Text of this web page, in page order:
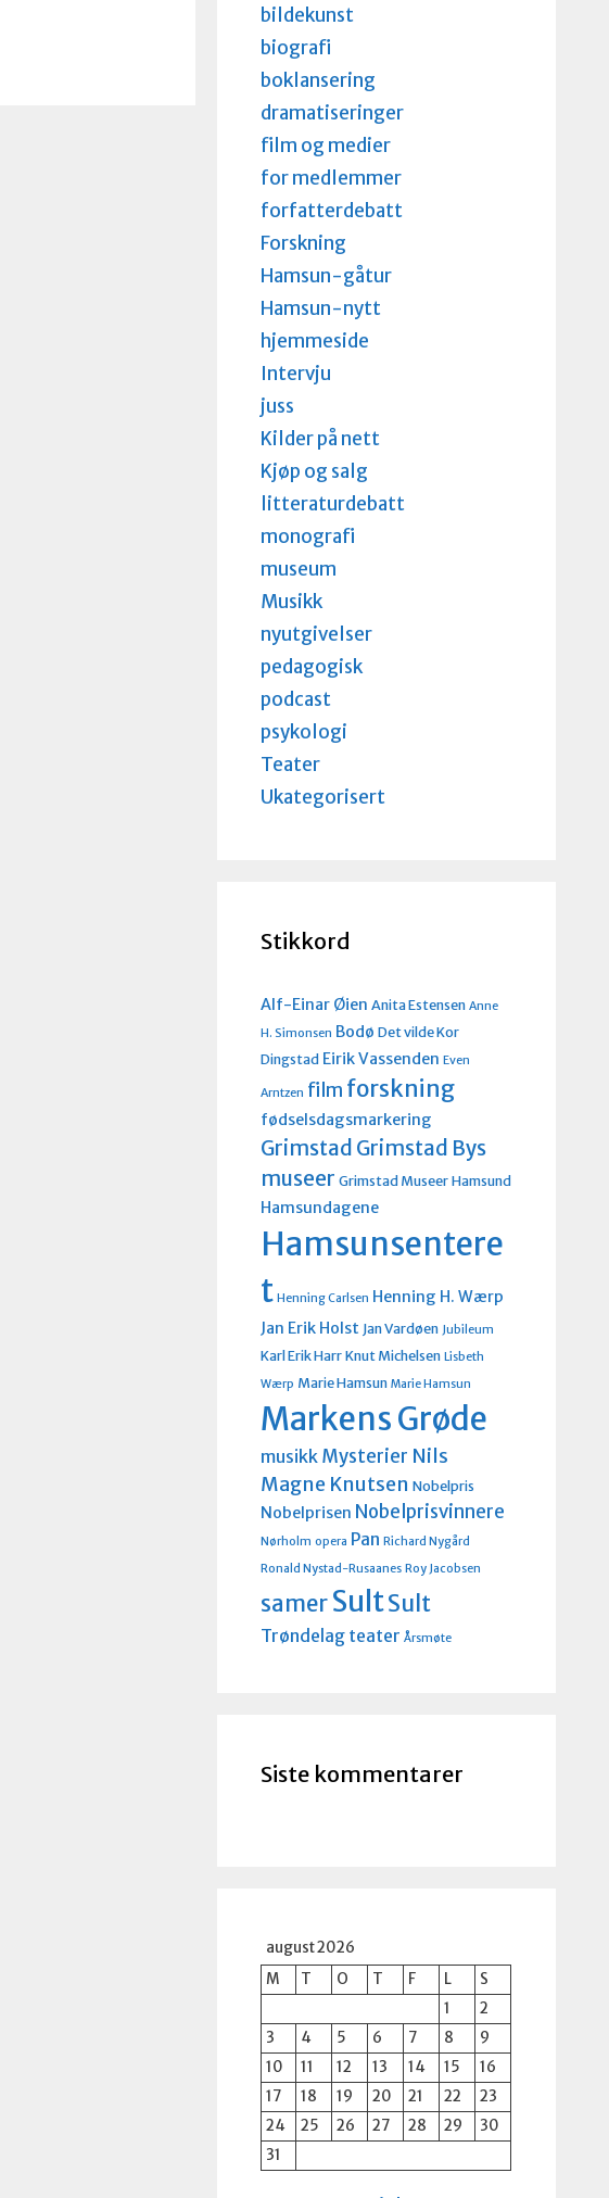
bildekunst
biografi
boklansering
dramatiseringer
film og medier
for medlemmer
forfatterdebatt
Forskning
Hamsun-gåtur
Hamsun-nytt
hjemmeside
Intervju
juss
Kilder på nett
Kjøp og salg
litteraturdebatt
monografi
museum
Musikk
nyutgivelser
pedagogisk
podcast
psykologi
Teater
Ukategorisert
Stikkord
Alf-Einar Øien Anita Estensen Anne
H. Simonsen Bodø Det vilde Kor
Dingstad Eirik Vassenden Even
Arntzen film forskning
fødselsdagsmarkering
Grimstad Grimstad Bys
museer Grimstad Museer Hamsund
Hamsundagene
Hamsunsentere
t Henning Carlsen Henning H. Wærp
Jan Erik Holst Jan Vardøen Jubileum
Karl Erik Harr Knut Michelsen Lisbeth
Wærp Marie Hamsun Marie Hamsun
Markens Grøde
musikk Mysterier Nils
Magne Knutsen Nobelpris
Nobelprisen Nobelprisvinnere
Nørholm opera Pan Richard Nygård
Ronald Nystad-Rusaanes Roy Jacobsen
samerSultSult
Trøndelag teater Årsmøte
Siste kommentarer
august 2026
M
T O T F L
S
1
2
3
4 5 6 7 8
9
10
11 12 13 14 15
16
17
18 19 20 21 22
23
24
25 26 27 28 29
30
31